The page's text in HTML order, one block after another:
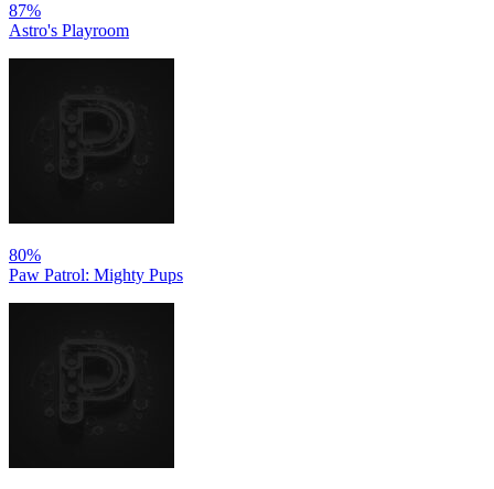
87%
Astro's Playroom
80%
Paw Patrol: Mighty Pups